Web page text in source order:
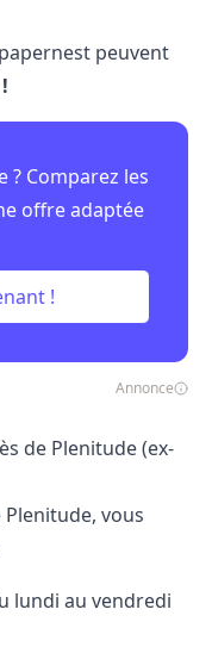
peuvent
Comparez les
offre adaptée
!
Annonce
de Plenitude (ex-
vous
lundi au vendredi